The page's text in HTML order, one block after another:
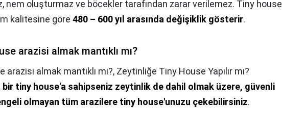
nem oluşturmaz ve böcekler tarafından zarar verilemez. Tiny house
kalitesine göre 480 – 600 yıl arasında değişiklik gösterir.
arazisi almak mantıklı mı?
arazisi almak mantıklı mı?, Zeytinliğe Tiny House Yapılır mı?
bir tiny house'a sahipseniz zeytinlik de dahil olmak üzere, güvenli
olmayan tüm arazilere tiny house'unuzu çekebilirsiniz.